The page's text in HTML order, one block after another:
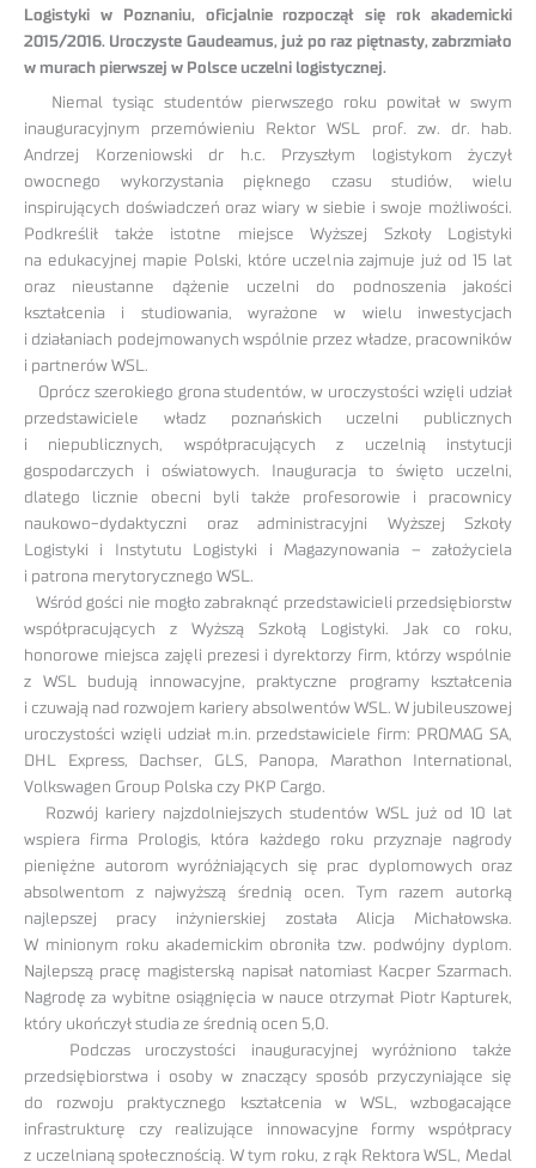
Logistyki w Poznaniu, oficjalnie rozpoczął się rok akademicki
2015/2016. Uroczyste Gaudeamus, już po raz piętnasty, zabrzmiało
w murach pierwszej w Polsce uczelni logistycznej.
Niemal tysiąc studentów pierwszego roku powitał w swym
inauguracyjnym przemówieniu Rektor WSL prof. zw. dr. hab.
Andrzej Korzeniowski dr h.c. Przyszłym logistykom życzył
owocnego wykorzystania pięknego czasu studiów, wielu
inspirujących doświadczeń oraz wiary w siebie i swoje możliwości.
Podkreślił także istotne miejsce Wyższej Szkoły Logistyki
na edukacyjnej mapie Polski, które uczelnia zajmuje już od 15 lat
oraz nieustanne dążenie uczelni do podnoszenia jakości
kształcenia i studiowania, wyrażone w wielu inwestycjach
i działaniach podejmowanych wspólnie przez władze, pracowników
i partnerów WSL.
Oprócz szerokiego grona studentów, w uroczystości wzięli udział
przedstawiciele władz poznańskich uczelni publicznych
i niepublicznych, współpracujących z uczelnią instytucji
gospodarczych i oświatowych. Inauguracja to święto uczelni,
dlatego licznie obecni byli także profesorowie i pracownicy
naukowo-dydaktyczni oraz administracyjni Wyższej Szkoły
Logistyki i Instytutu Logistyki i Magazynowania – założyciela
i patrona merytorycznego WSL.
Wśród gości nie mogło zabraknąć przedstawicieli przedsiębiorstw
współpracujących z Wyższą Szkołą Logistyki. Jak co roku,
honorowe miejsca zajęli prezesi i dyrektorzy firm, którzy wspólnie
z WSL budują innowacyjne, praktyczne programy kształcenia
i czuwają nad rozwojem kariery absolwentów WSL. W jubileuszowej
uroczystości wzięli udział m.in. przedstawiciele firm: PROMAG SA,
DHL Express, Dachser, GLS, Panopa, Marathon International,
Volkswagen Group Polska czy PKP Cargo.
Rozwój kariery najzdolniejszych studentów WSL już od 10 lat
wspiera firma Prologis, która każdego roku przyznaje nagrody
pieniężne autorom wyróżniających się prac dyplomowych oraz
absolwentom z najwyższą średnią ocen. Tym razem autorką
najlepszej pracy inżynierskiej została Alicja Michałowska.
W minionym roku akademickim obroniła tzw. podwójny dyplom.
Najlepszą pracę magisterską napisał natomiast Kacper Szarmach.
Nagrodę za wybitne osiągnięcia w nauce otrzymał Piotr Kapturek,
który ukończył studia ze średnią ocen 5,0.
Podczas uroczystości inauguracyjnej wyróżniono także
przedsiębiorstwa i osoby w znaczący sposób przyczyniające się
do rozwoju praktycznego kształcenia w WSL, wzbogacające
infrastrukturę czy realizujące innowacyjne formy współpracy
z uczelnianą społecznością. W tym roku, z rąk Rektora WSL, Medal